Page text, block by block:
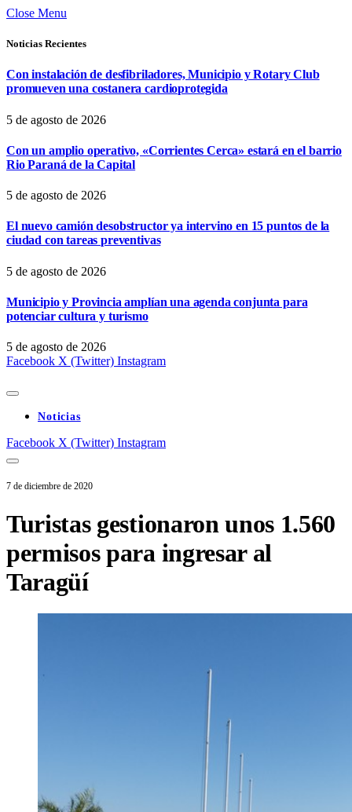
Close Menu
Noticias Recientes
Con instalación de desfibriladores, Municipio y Rotary Club
promueven una costanera cardioprotegida
5 de agosto de 2026
Con un amplio operativo, «Corrientes Cerca» estará en el barrio
Rio Paraná de la Capital
5 de agosto de 2026
El nuevo camión desobstructor ya intervino en 15 puntos de la
ciudad con tareas preventivas
5 de agosto de 2026
Municipio y Provincia amplían una agenda conjunta para
potenciar cultura y turismo
5 de agosto de 2026
Facebook X (Twitter) Instagram
Noticias
Facebook X (Twitter) Instagram
7 de diciembre de 2020
Turistas gestionaron unos 1.560
permisos para ingresar al
Taragüí